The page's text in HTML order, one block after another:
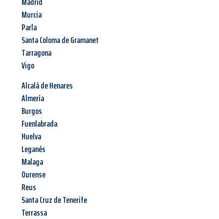
Murcia
Parla
Santa Coloma de Gramanet
Tarragona
Vigo
Alcalá de Henares
Almería
Burgos
Fuenlabrada
Huelva
Leganés
Malaga
Ourense
Reus
Santa Cruz de Tenerife
Terrassa